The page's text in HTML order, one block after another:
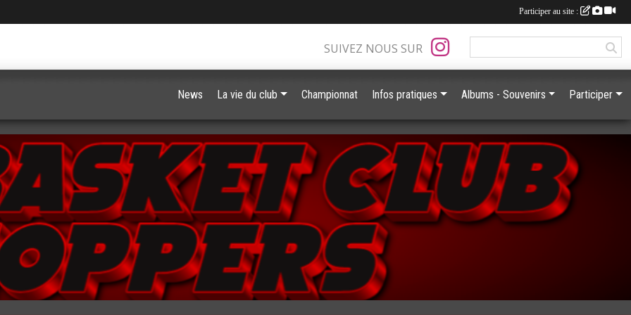
SUIVEZ NOUS SUR
News La vie du club Championnat Infos pratiques Albums - Souvenirs Participer
Participer au site :